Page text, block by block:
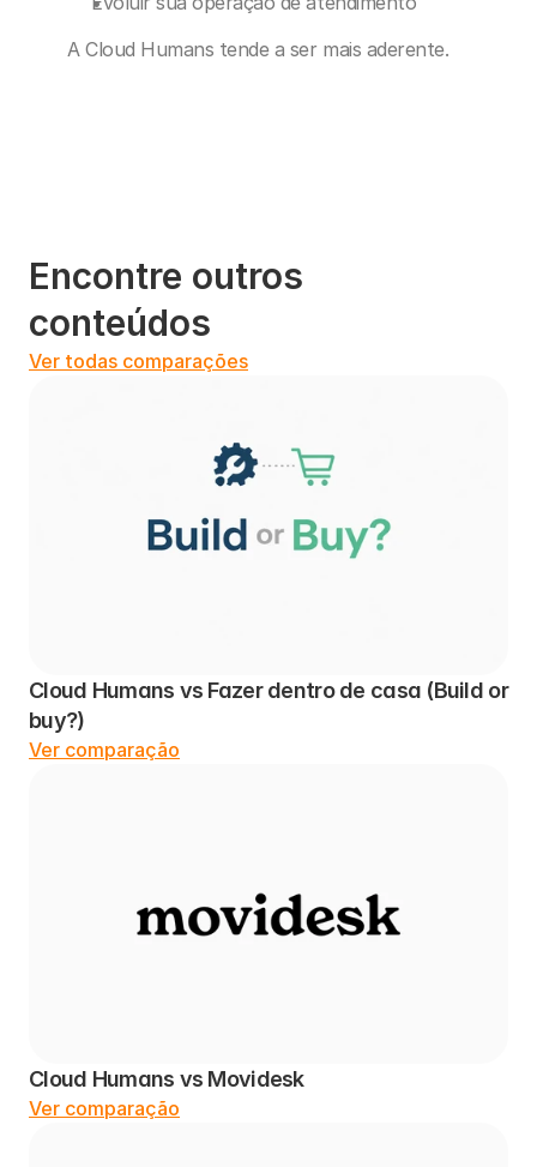
A Cloud Humans tende a ser mais aderente.
Encontre outros
conteúdos
Ver todas comparações
Cloud Humans vs Fazer dentro de casa (Build or
buy?)
Ver comparação
Cloud Humans vs Movidesk
Ver comparação